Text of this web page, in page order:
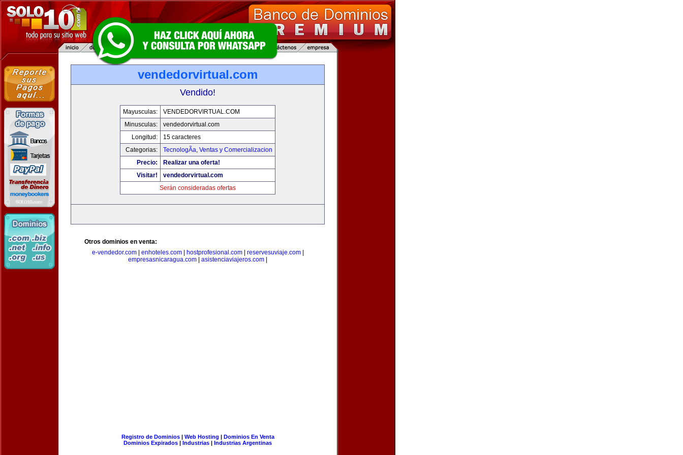
vendedorvirtual.com
Vendido!
Mayusculas:
VENDEDORVIRTUAL.COM
Minusculas:
vendedorvirtual.com
Longitud:
15 caracteres
Categorias:
TecnologÃ­a, Ventas y Comercializacion
Precio:
Realizar una oferta!
Visitar!
vendedorvirtual.com
Serán consideradas ofertas
Otros dominios en venta:
e-vendedor.com| enhoteles.com| hostprofesional.com| reservesuviaje.com|
empresasnicaragua.com
asistenciaviajeros.com
Registro de Dominios| Web Hosting | Dominios En Venta
Dominios Expirados | Industrias | Industrias Argentinas